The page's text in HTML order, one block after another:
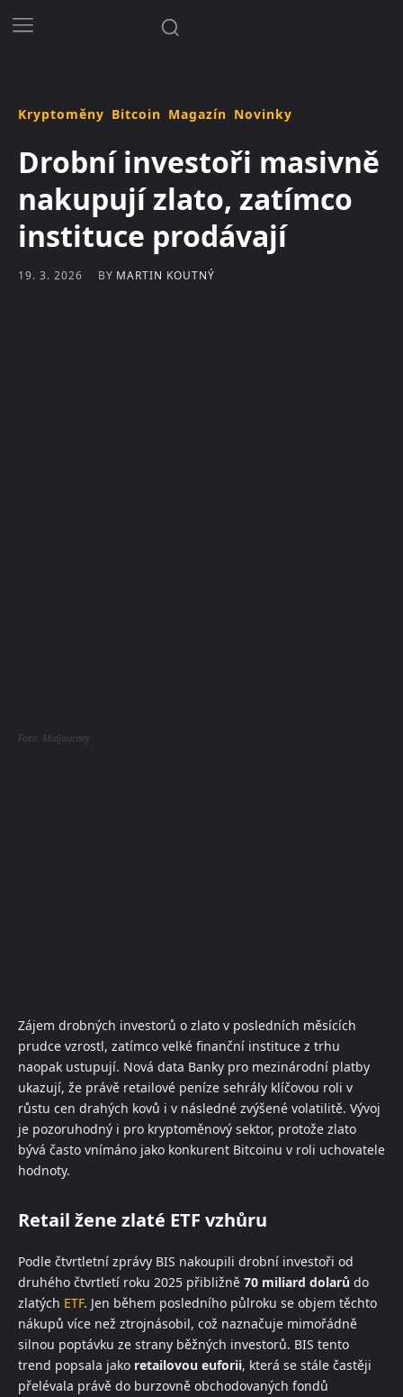
Kryptoměny Bitcoin Magazín Novinky
Drobní investoři masivně
nakupují zlato, zatímco
instituce prodávají
19. 3. 2026 BY MARTIN KOUTNÝ
Foto: Midjourney
Zájem drobných investorů o zlato v posledních měsících
prudce vzrostl, zatímco velké finanční instituce z trhu
naopak ustupují. Nová data Banky pro mezinárodní platby
ukazují, že právě retailové peníze sehrály klíčovou roli v
růstu cen drahých kovů i v následné zvýšené volatilitě. Vývoj
je pozoruhodný i pro kryptoměnový sektor, protože zlato
bývá často vnímáno jako konkurent Bitcoinu v roli uchovatele
hodnoty.
Retail žene zlaté ETF vzhůru
Podle čtvrtletní zprávy BIS nakoupili drobní investoři od
druhého čtvrtletí roku 2025 přibližně 70 miliard dolarů do
zlatých ETF. Jen během posledního půlroku se objem těchto
nákupů více než ztrojnásobil, což naznačuje mimořádně
silnou poptávku ze strany běžných investorů. BIS tento
trend popsala jako retailovou euforii, která se stále častěji
přelévala právě do burzovně obchodovaných fondů